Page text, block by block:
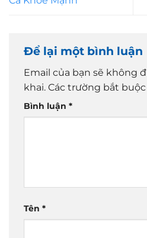
Để lại một bình luận
Email của bạn sẽ không
khai. Các trường bắt
Bình luận *
Tên *